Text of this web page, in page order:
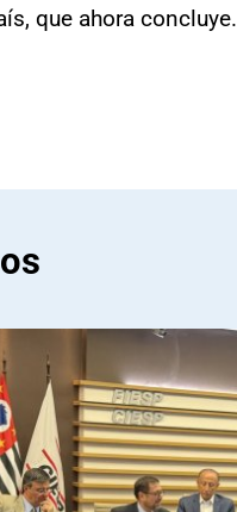
que ahora concluye.